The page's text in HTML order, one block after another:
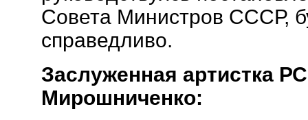
Совета Министров СССР,
справедливо.
Заслуженная артистка
Мирошниченко: